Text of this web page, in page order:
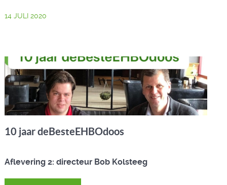
14 JULI 2020
10 jaar deBesteEHBOdoos
Aflevering 2: directeur Bob Kolsteeg